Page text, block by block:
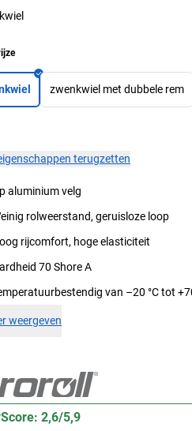
zwenkwiel met dubbele rem
terugzetten
aluminium velg
rolweerstand, geruisloze loop
rijcomfort, hoge elasticiteit
70 Shore A
van –20 °C tot
weergeven
Score: 2,6/5,9